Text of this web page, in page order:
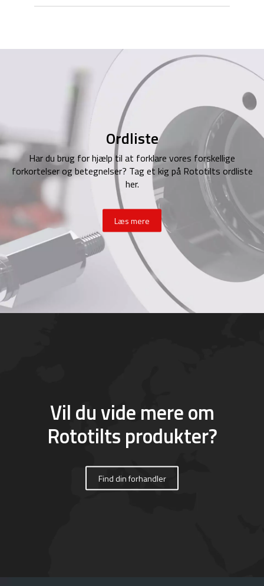
Ordliste
Har du brug for hjælp til at forklare vores forskellige
forkortelser og betegnelser? Tag et kig på Rototilts ordliste
her.
Læs mere
Vil du vide mere om
Rototilts produkter?
Find din forhandler